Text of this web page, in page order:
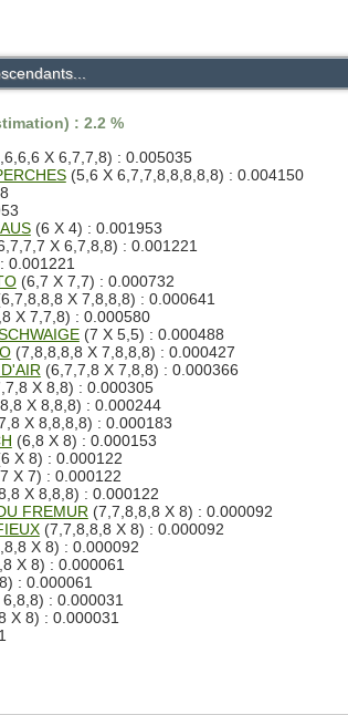
: 2.2 %
X 6,7,7,8) : 0.005035
(5,6 X 6,7,7,8,8,8,8,8) : 0.004150
(6 X 4) : 0.001953
X 6,7,8,8) : 0.001221
0.001221
(6,7 X 7,7) : 0.000732
X 7,8,8,8) : 0.000641
X 7,7,8) : 0.000580
(7 X 5,5) : 0.000488
(7,8,8,8,8 X 7,8,8,8) : 0.000427
(6,7,7,8 X 7,8,8) : 0.000366
X 8,8) : 0.000305
X 8,8,8) : 0.000244
X 8,8,8,8) : 0.000183
(6,8 X 8) : 0.000153
X 8) : 0.000122
X 7) : 0.000122
X 8,8,8) : 0.000122
FREMUR (7,7,8,8,8 X 8) : 0.000092
(7,7,8,8,8 X 8) : 0.000092
X 8) : 0.000092
X 8) : 0.000061
: 0.000061
: 0.000031
X 8) : 0.000031